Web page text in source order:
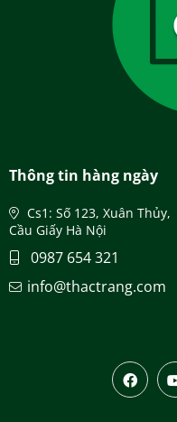
Thông tin hàng ngày
Cs1: Số 123, Xuân Thủy,
Cầu Giấy Hà Nội
0987 654 321
info@thactrang.com